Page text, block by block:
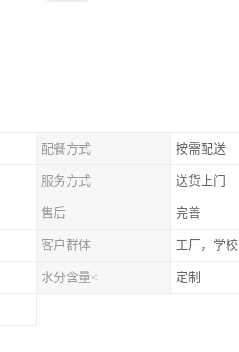
配餐方式 按需配送
服务方式 送货上门
售后 完善
客户群体 工厂，学
水分含量≤ 定制